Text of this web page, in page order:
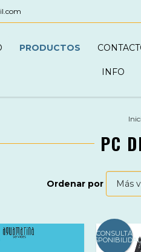
PRODUCTOS
INFO
PC
Ordenar por
CONSULTÁ